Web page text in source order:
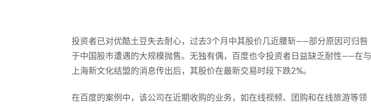
投资者已对优酷土豆失去耐心，过去3个月中其股价几近腰斩——部分原因可归咎
于中国股市遭遇的大规模抛售。无独有偶，百度也令投资者日益缺乏耐性——在与
上海新文化结盟的消息传出后，其股价在最新交易时段下跌2%。
在百度的案例中，该公司在近期收购的业务，如在线视频、团购和在线旅游等领